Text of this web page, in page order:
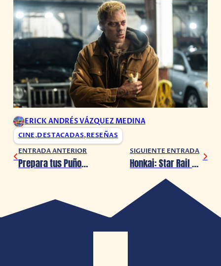
ERICK ANDRÉS VÁZQUEZ MEDINA
CINE,DESTACADAS,RESEÑAS
ENTRADA ANTERIOR
Prepara tus Puños: Anunciada la Demo de Hunter x Hunter: Nen x Impact para PS5 y PC
SIGUIENTE ENTRADA
Honkai: Star Rail despliega la épica «Caída al Amanecer» de su Versión 3.3